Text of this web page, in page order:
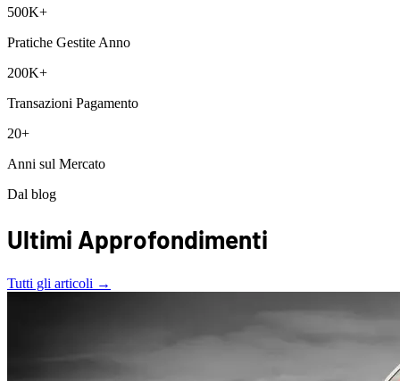
500K+
Pratiche Gestite Anno
200K+
Transazioni Pagamento
20+
Anni sul Mercato
Dal blog
Ultimi Approfondimenti
Tutti gli articoli →